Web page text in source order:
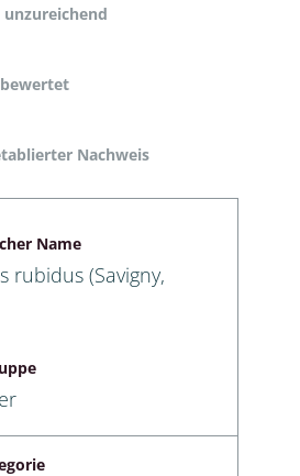
unzureichend
Nachweis
Name
rubidus (Savigny,